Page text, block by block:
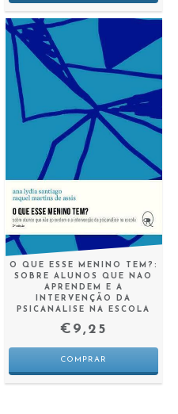
O QUE ESSE MENINO TEM?:
SOBRE ALUNOS QUE NAO
APRENDEM E A
INTERVENÇÃO DA
PSICANALISE NA ESCOLA
€9,25